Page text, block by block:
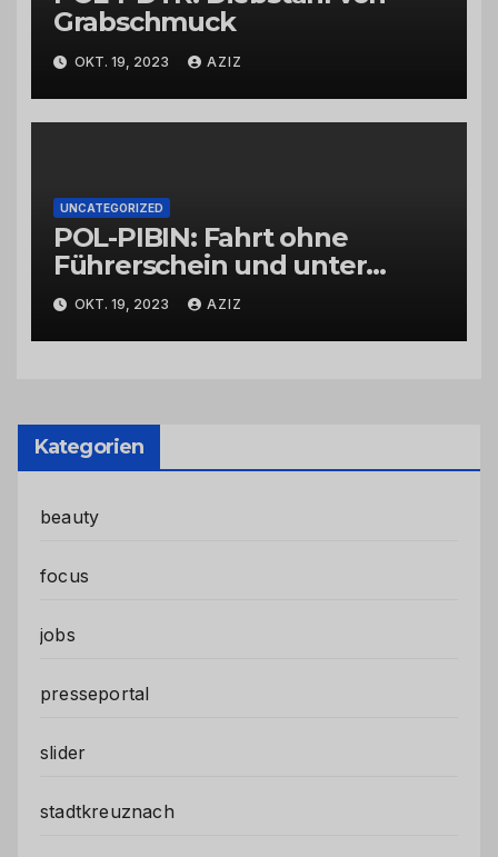
Grabschmuck
OKT. 19, 2023 AZIZ
UNCATEGORIZED
POL-PIBIN: Fahrt ohne
Führerschein und unter
Einfluss von Drogen
OKT. 19, 2023 AZIZ
Kategorien
beauty
focus
jobs
presseportal
slider
stadtkreuznach